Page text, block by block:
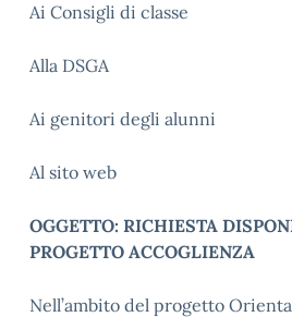
Ai Consigli di classe
Alla DSGA
Ai genitori degli alunni
Al sito web
OGGETTO: RICHIESTA
PROGETTO ACCOGLIENZA
Nell’ambito del progetto